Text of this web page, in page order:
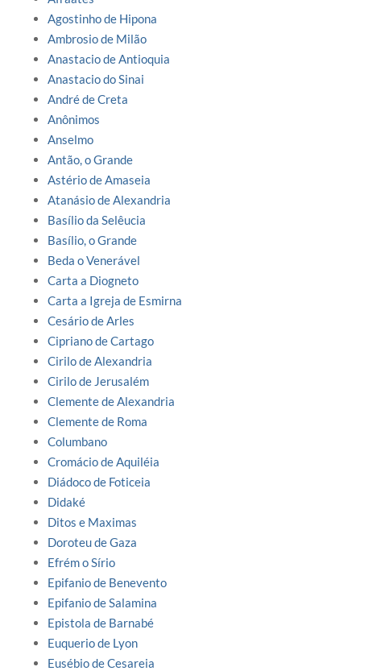
Agostinho de Hipona
Ambrosio de Milão
Anastacio de Antioquia
Anastacio do Sinai
André de Creta
Anônimos
Anselmo
Antão, o Grande
Astério de Amaseia
Atanásio de Alexandria
Basílio da Selêucia
Basílio, o Grande
Beda o Venerável
Carta a Diogneto
Carta a Igreja de Esmirna
Cesário de Arles
Cipriano de Cartago
Cirilo de Alexandria
Cirilo de Jerusalém
Clemente de Alexandria
Clemente de Roma
Columbano
Cromácio de Aquiléia
Diádoco de Foticeia
Didaké
Ditos e Maximas
Doroteu de Gaza
Efrém o Sírio
Epifanio de Benevento
Epifanio de Salamina
Epistola de Barnabé
Euquerio de Lyon
Eusébio de Cesareia